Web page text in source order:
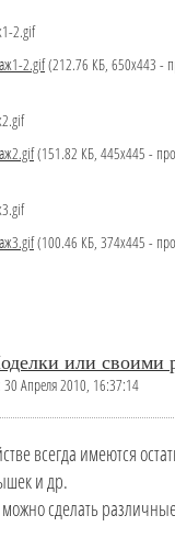
2.gif(212.76 КБ, 650x443 -
(151.82 КБ, 445x445 -
(100.46 КБ, 374x445 -
или своими
30 Апреля 2010, 16:37:14
всегда имеются
и др.
сделать